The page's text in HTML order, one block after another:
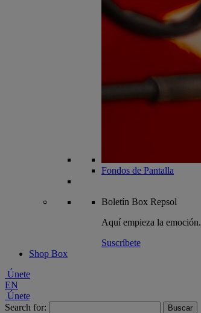
Fondos de Pantalla
Boletín Box Repsol
Aquí empieza la emoción.
Suscríbete
Shop Box
Únete
EN
Únete
Search for: